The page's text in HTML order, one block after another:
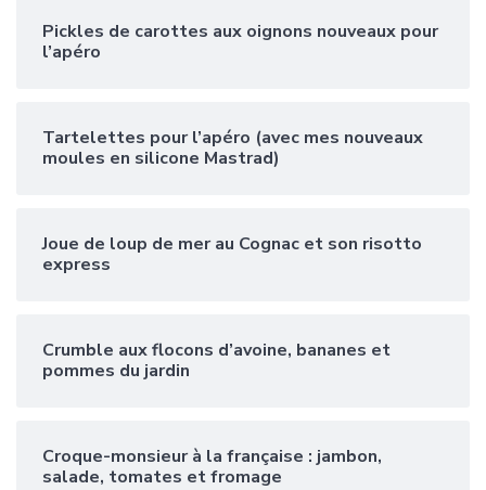
Pickles de carottes aux oignons nouveaux pour
l’apéro
Tartelettes pour l’apéro (avec mes nouveaux
moules en silicone Mastrad)
Joue de loup de mer au Cognac et son risotto
express
Crumble aux flocons d’avoine, bananes et
pommes du jardin
Croque-monsieur à la française : jambon,
salade, tomates et fromage